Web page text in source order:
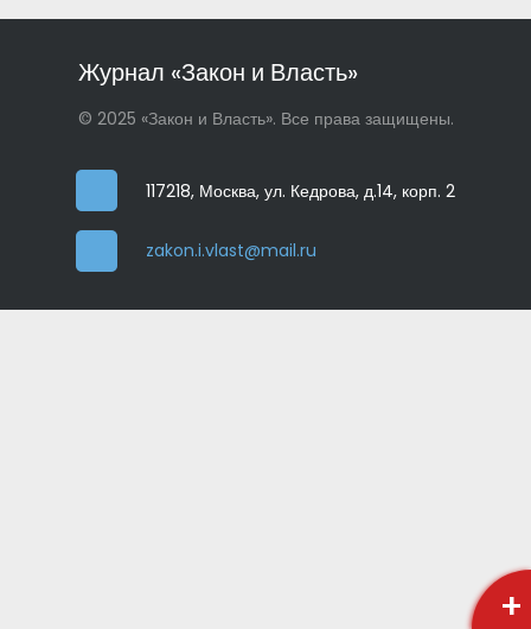
Журнал «Закон и Власть»
© 2025 «Закон и Власть». Все права защищены.
117218, Москва, ул. Кедрова, д.14, корп. 2
zakon.i.vlast@mail.ru
+